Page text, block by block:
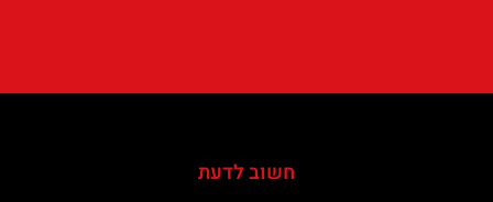
חשוב לדעת